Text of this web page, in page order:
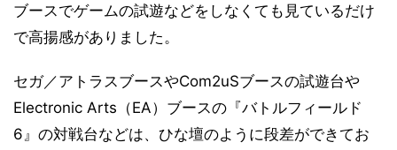
ブースでゲームの試遊などをしなくても見ているだけ
で高揚感がありました。
セガ／アトラスブースやCom2uSブースの試遊台や
Electronic Arts（EA）ブースの『バトルフィールド
6』の対戦台などは、ひな壇のように段差ができてお